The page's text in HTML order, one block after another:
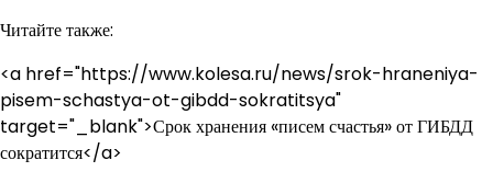
Читайте также:
<a href="https://www.kolesa.ru/news/srok-hraneniya-
pisem-schastya-ot-gibdd-sokratitsya"
target="_blank">Срок хранения «писем счастья» от ГИБДД
сократится</a>